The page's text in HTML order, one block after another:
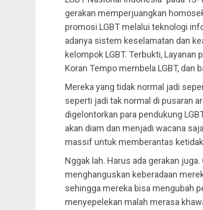
gerakan memperjuangkan
promosi LGBT melalui teknologi
adanya sistem keselamatan dan
kelompok LGBT. Terbukti,
Koran Tempo membela LGBT, dan
Mereka yang tidak normal jadi
seperti jadi tak normal di pusaran
digelontorkan para pendukung
akan diam dan menjadi wacana
massif untuk memberantas
Nggak lah. Harus ada gerakan
menghanguskan keberadaan
sehingga mereka bisa mengubah
menyepelekan malah merasa